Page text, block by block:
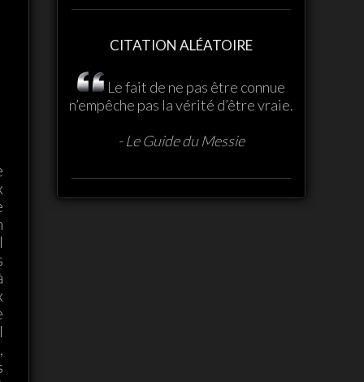
CITATION ALÉATOIRE
Le fait de ne pas être connue
n’empêche pas la vérité d’être vraie.
- Le Guide du Messie